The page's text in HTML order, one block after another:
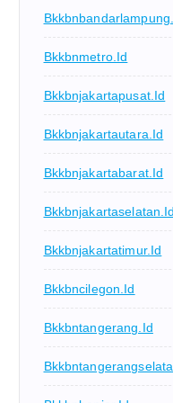
Bkkbnmetro.id
Bkkbnjakartapusat.id
Bkkbnjakartautara.id
Bkkbnjakartabarat.id
Bkkbnjakartaselatan.id
Bkkbnjakartatimur.id
Bkkbncilegon.id
Bkkbntangerang.id